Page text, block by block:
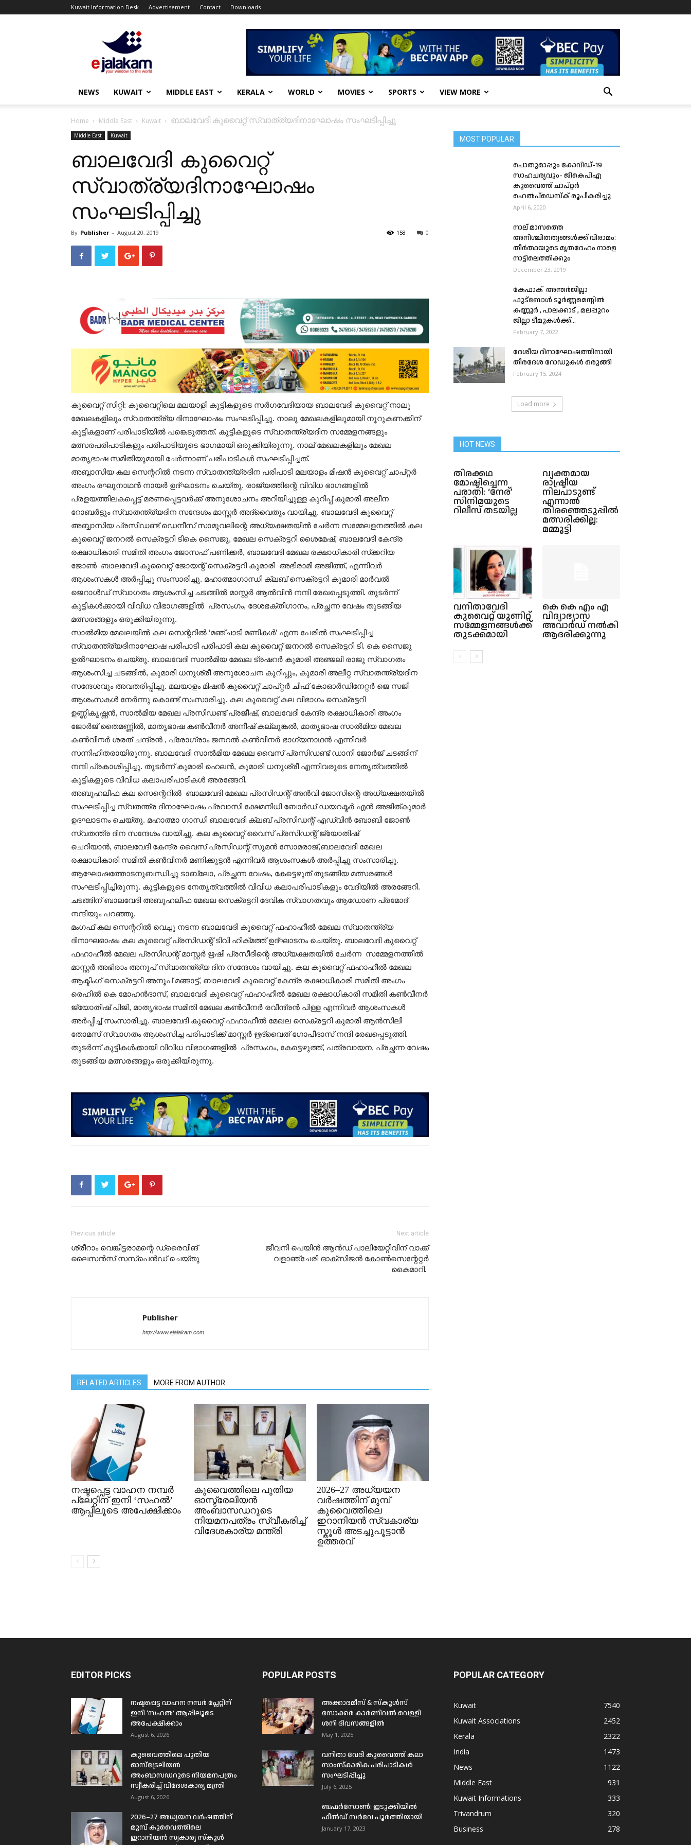
Kuwait Information Desk Advertisement Contact Downloads
ejalakam
NEWS KUWAIT MIDDLE EAST KERALA WORLD MOVIES SPORTS VIEW MORE
Home Middle East Kuwait ബാലവേദി കുവൈറ്റ് സ്വാത്ര്യദിനാഘോഷം സംഘടിപ്പിച്ചു
Middle East Kuwait
ബാലവേദി കുവൈറ്റ്
സ്വാത്ര്യദിനാഘോഷം
സംഘടിപ്പിച്ചു
By Publisher - August 20, 2019 0
158
കുവൈറ്റ് സിറ്റി: കുവൈറ്റിലെ മലയാളി കുട്ടികളുടെ സർഗവേദിയായ ബാലവേദി കുവൈറ്റ് നാലു
മേഖലകളിലും സ്വാതന്ത്ര്യ ദിനാഘോഷം സംഘടിപ്പിച്ചു. നാലു മേഖലകളിലുമായി നൂറുകണക്കിന്
കുട്ടികളാണ് പരിപാടിയിൽ പങ്കെടുത്തത്. കുട്ടികളുടെ സ്വാതന്ത്ര്യദിന സമ്മേളനങ്ങളും
മത്സരപരിപാടികളും പരിപാടിയുടെ ഭാഗമായി ഒരുക്കിയിരുന്നു. നാല് മേഖലകളിലും മേഖല
മാതൃഭാഷ സമിതിയുമായി ചേർന്നാണ് പരിപാടികൾ സംഘടിപ്പിച്ചത്.
അബ്ബാസിയ കല സെന്ററിൽ നടന്ന സ്വാതന്ത്യ്രദിന പരിപാടി മലയാളം മിഷൻ കുവൈറ്റ് ചാപ്റ്റർ
അംഗം രഘുനാഥൻ നായർ ഉദ്ഘാടനം ചെയ്തു. രാജ്യത്തിന്റെ വിവിധ ഭാഗങ്ങളിൽ
പ്രളയത്തിലകപ്പെട്ട് മരണപ്പെട്ടവർക്ക് അനുശോചനം അറിയിച്ചുള്ള കുറിപ്പ് കുമാരി അലീന
റോബർട്ടും സ്വാതന്ത്ര്യദിന സന്ദേശം മാസ്റ്റർ അദ്വൈതും വായിച്ചു. ബാലവേദി കുവൈറ്റ്
അബ്ബാസിയ പ്രസിഡണ്ട് ഡെനീസ് സാമുവലിന്റെ അധ്യക്ഷതയിൽ ചേർന്ന സമ്മേലളനത്തിൽ കല
കുവൈറ്റ് ജനറൽ സെക്രട്ടറി ടികെ സൈജു, മേഖല സെക്രട്ടറി ശൈമേഷ്, ബാലവേദി കേന്ദ്ര
രക്ഷാധികാരി സമിതി അംഗം ജോസഫ് പണിക്കർ, ബാലവേദി മേഖല രക്ഷാധികാരി സ്‌ക്കറിയ
ജോൺ ബാലവേദി കുവൈറ്റ് ജോയന്റ് സെക്രട്ടറി കുമാരി അഭിരാമി അജിത്ത്, എന്നിവർ
ആശംസകൾ അർപ്പിച്ചു സംസാരിച്ചു. മഹാത്മാഗാന്ധി ക്ലബ് സെക്രട്ടറി കുമാരി മാർവൽ
ജെറാൾഡ് സ്വാഗതം ആശംസിച്ച ചടങ്ങിൽ മാസ്റ്റർ ആൽവിൻ നന്ദി രേഖപ്പെടുത്തി. തുടർന്ന്
കുട്ടികൾക്കായി വിവിധ വിഭാഗങ്ങളിൽ പ്രസംഗം, ദേശഭക്തിഗാനം, പ്രച്ഛന്ന വേഷം തുടങ്ങിയ
മത്സരങ്ങളും ഒരുക്കിയിരുന്നു.
സാൽമിയ മേഖലയിൽ കല സെന്ററിൽ ‘മഞ്ചാടി മണികൾ’ എന്ന പേരിൽ സംഘടിപ്പിച്ച
സ്വാതന്ത്ര്യദിനാഘോഷ പരിപാടി പരിപാടി കല കുവൈറ്റ് ജനറൽ സെക്രട്ടറി ടി. കെ സൈജു
ഉൽഘാടനം ചെയ്തു. ബാലവേദി സാൽമിയ മേഖല ട്രഷറർ കുമാരി അഞ്ജലി രാജു സ്വാഗതം
ആശംസിച്ച ചടങ്ങിൽ, കുമാരി ധനുശ്രീ അനുശോചന കുറിപ്പും, കുമാരി അലീറ്റ സ്വാതന്ത്ര്യദിന
സന്ദേശവും അവതരിപ്പിച്ചു. മലയാളം മിഷൻ കുവൈറ്റ് ചാപ്റ്റർ ചീഫ് കോഓർഡിനേറ്റർ ജെ സജി
ആശംസകൾ നേർന്നു കൊണ്ട് സംസാരിച്ചു. കല കുവൈറ്റ് കല വിഭാഗം സെക്രട്ടറി
ഉണ്ണികൃഷ്ണൻ, സാൽമിയ മേഖല പ്രസിഡണ്ട് പ്രജീഷ്, ബാലവേദി കേന്ദ്ര രക്ഷാധികാരി അംഗം
ജോർജ് തൈമണ്ണിൽ, മാതൃഭാഷ കൺവീനർ അനീഷ് കല്ലുങ്കൽ, മാതൃഭാഷ സാൽമിയ മേഖല
കൺവീനർ ശരത് ചന്ദ്രൻ , പ്രോഗ്രാം ജനറൽ കൺവീനർ ഭാഗ്യനാഥൻ എന്നിവർ
സന്നിഹിതരായിരുന്നു. ബാലവേദി സാൽമിയ മേഖല വൈസ് പ്രസിഡണ്ട് ഡാനി ജോർജ് ചടങ്ങിന്
നന്ദി പ്രകാശിപ്പിച്ചു. തുടർന്ന് കുമാരി ഹെലൻ, കുമാരി ധനുശ്രീ എന്നിവരുടെ നേതൃത്വത്തിൽ
കുട്ടികളുടെ വിവിധ കലാപരിപാടികൾ അരങ്ങേറി.
അബുഹലീഫ കല സെന്റെറിൽ ബാലവേദി മേഖല പ്രസിഡന്റ് അൻവി ജോസിന്റെ അധ്യക്ഷതയിൽ
സംഘടിപ്പിച്ച സ്വതന്ത്ര ദിനാഘോഷം പ്രവാസി ക്ഷേമനിധി ബോർഡ് ഡയറക്ടർ എൻ അജിത്കുമാർ
ഉദഘാടനം ചെയ്തു. മഹാത്മാ ഗാന്ധി ബാലവേദി ക്ലബ്‌ പ്രസിഡന്റ് എഡ്‌വിൻ ബോബി ജോൺ
സ്വതന്ത്ര ദിന സന്ദേശം വായിച്ചു. കല കുവൈറ്റ് വൈസ് പ്രസിഡന്റ് ജ്യോതിഷ്
ചെറിയാൻ, ബാലവേദി കേന്ദ്ര വൈസ് പ്രസിഡന്റ് സുമൻ സോമരാജ്,ബാലവേദി മേഖല
രക്ഷാധികാരി സമിതി കൺവീനർ മണിക്കുട്ടൻ എന്നിവർ ആശംസകൾ അർപ്പിച്ചു സംസാരിച്ചു.
ആഘോഷത്തോടനുബന്ധിച്ചു ടാബ്ലോ, പ്രച്ഛന്ന വേഷം, കേട്ടെഴുത് തുടങ്ങിയ മത്സരങ്ങൾ
സംഘടിപ്പിച്ചിരുന്നു. കുട്ടികളുടെ നേതൃത്വത്തിൽ വിവിധ കലാപരിപാടികളും വേദിയിൽ അരങ്ങേറി.
ചടങ്ങിന് ബാലവേദി അബുഹലീഫ മേഖല സെക്രട്ടറി ദേവിക സ്വാഗതവും ആഡോണ പ്രമോദ്
നന്ദിയും പറഞ്ഞു.
മംഗഫ് കല സെന്ററിൽ വെച്ചു നടന്ന ബാലവേദി കുവൈറ്റ് ഫഹാഹീൽ മേഖല സ്വാതന്ത്ര്യ
ദിനാഘഓഷം കല കുവൈറ്റ് പ്രസിഡന്റ് ടിവി ഹിക്‌മത്ത് ഉദ്ഘാടനം ചെയ്തു. ബാലവേദി കുവൈറ്റ്
ഫഹാഹീൽ മേഖല പ്രസിഡന്റ് മാസ്റ്റർ ഋഷി പ്രസീദിന്റെ അധ്യക്ഷതയിൽ ചേർന്ന സമ്മേളനത്തിൽ
മാസ്റ്റർ അഭിരാം അനൂപ് സ്വാതന്ത്ര്യ ദിന സന്ദേശം വായിച്ചു. കല കുവൈറ്റ് ഫഹാഹീൽ മേഖല
ആക്ടിംഗ് സെക്രട്ടറി അനൂപ് മങ്ങാട്ട്, ബാലവേദി കുവൈറ്റ് കേന്ദ്ര രക്ഷാധികാരി സമിതി അംഗം
രെഹിൽ കെ മോഹൻദാസ്, ബാലവേദി കുവൈറ്റ് ഫഹാഹീൽ മേഖല രക്ഷാധികാരി സമിതി കൺവീനർ
ജ്യോതിഷ് പിജി, മാതൃഭാഷ സമിതി മേഖല കൺവീനർ രവീന്ദ്രൻ പിള്ള എന്നിവർ ആശംസകൾ
അർപ്പിച്ച് സംസാരിച്ചു. ബാലവേദി കുവൈറ്റ് ഫഹാഹീൽ മേഖല സെക്രട്ടറി കുമാരി ആൻസിലി
തോമസ് സ്വാഗതം ആശംസിച്ച പരിപാടിക്ക് മാസ്റ്റർ ഋദ്വൈത് ഗോപീദാസ് നന്ദി രേഖപ്പെടുത്തി.
തുടർന്ന് കുട്ടികൾക്കായി വിവിധ വിഭാഗങ്ങളിൽ പ്രസംഗം, കേട്ടെഴുത്ത്, പത്രവായന, പ്രച്ഛന്ന വേഷം
തുടങ്ങിയ മത്സരങ്ങളും ഒരുക്കിയിരുന്നു.
Previous article
ശ്രീറാം വെങ്കിട്ടരാമന്റെ ഡ്രൈവിങ്
ലൈസൻസ് സസ്‌പെൻഡ് ചെയ്തു
Next article
ജീവനി പെയിൻ ആൻഡ് പാലിയേറ്റീവിന് വാക്ക്
വളാഞ്ചേരി ഓക്സിജൻ കോൺസെന്റേറ്റർ
കൈമാറി.
Publisher
http://www.ejalakam.com
RELATED ARTICLES MORE FROM AUTHOR
നഷ്ടപ്പെട്ട വാഹന നമ്പർ
പ്ലേറ്റിന് ഇനി ‘സഹൽ’
ആപ്പിലൂടെ അപേക്ഷിക്കാം
കുവൈത്തിലെ പുതിയ
ഓസ്ട്രേലിയൻ
അംബാസഡറുടെ
നിയമനപത്രം സ്വീകരിച്ച്
വിദേശകാര്യ മന്ത്രി
2026–27 അധ്യയന
വർഷത്തിന് മുമ്പ്
കുവൈത്തിലെ
ഇറാനിയൻ സ്വകാര്യ
സ്കൂൾ അടച്ചുപൂട്ടാൻ
ഉത്തരവ്
MOST POPULAR
പൊതുമാപ്പും കോവിഡ്‌-19
സാഹചര്യവും- ജികെപിഎ
കുവൈത്ത്‌ ചാപ്റ്റർ
ഹെൽപ്ഡെസ്ക്‌ രൂപീകരിച്ചു
April 6, 2020
നാല് മാസത്തെ
അനിശ്ചിതത്വങ്ങള്‍ക്ക് വിരാമം:
തീര്‍ത്ഥയുടെ മൃതദേഹം നാളെ
നാട്ടിലെത്തിക്കും
December 23, 2019
കേഫാക് അന്തർജില്ലാ
ഫുട്ബോൾ ടൂർണ്ണമെന്റിൽ
കണ്ണൂർ , പാലക്കാട് , മലപ്പുറം
ജില്ലാ ടീമുകൾക്ക്...
February 7, 2022
ദേശീയ ദിനാഘോഷത്തിനായി
തീരദേശ റോഡുകൾ ഒരുങ്ങി
February 15, 2024
Load more
HOT NEWS
തിരക്കഥ
മോഷ്ടിച്ചെന്ന
പരാതി: ‘നേര്’
സിനിമയുടെ
റിലീസ് തടയില്ല
വ്യക്തമായ
രാഷ്ട്രീയ
നിലപാടുണ്ട്
എന്നാൽ
തിരഞ്ഞെടുപ്പിൽ
മത്സരിക്കില്ല:
മമ്മൂട്ടി
വനിതാവേദി
കുവൈറ്റ്‌ യൂണിറ്റ്
സമ്മേളനങ്ങൾക്ക്
തുടക്കമായി
കെ കെ എം എ
വിദ്യാഭ്യാസ
അവാർഡ് നൽകി
ആദരിക്കുന്നു
EDITOR PICKS
നഷ്ടപ്പെട്ട വാഹന നമ്പർ പ്ലേറ്റിന്
ഇനി ‘സഹൽ’ ആപ്പിലൂടെ
അപേക്ഷിക്കാം
August 6, 2026
കുവൈത്തിലെ പുതിയ
ഓസ്ട്രേലിയൻ
അംബാസഡറുടെ നിയമനപത്രം
സ്വീകരിച്ച് വിദേശകാര്യ മന്ത്രി
August 6, 2026
2026–27 അധ്യയന വർഷത്തിന്
മുമ്പ് കുവൈത്തിലെ
ഇറാനിയൻ സ്വകാര്യ സ്കൂൾ
POPULAR POSTS
അക്കാദമീസ് & സ്കൂൾസ്
സോക്കർ കാർണിവൽ വെള്ളി
ശനി ദിവസങ്ങളിൽ
May 1, 2025
വനിതാ വേദി കുവൈത്ത് കലാ
സാംസ്കാരിക പരിപാടികൾ
സംഘടിപ്പിച്ചു
July 6, 2025
ബഫര്‍സോണ്‍: ഇടുക്കിയില്‍
ഫീല്‍ഡ് സര്‍വേ പൂര്‍ത്തിയായി
January 17, 2023
POPULAR CATEGORY
Kuwait
7540
Kuwait Associations
2452
Kerala
2322
India
1473
News
1122
Middle East
931
Kuwait Informations
333
Trivandrum
320
Business
278